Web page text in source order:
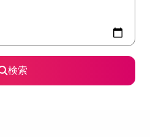
検索